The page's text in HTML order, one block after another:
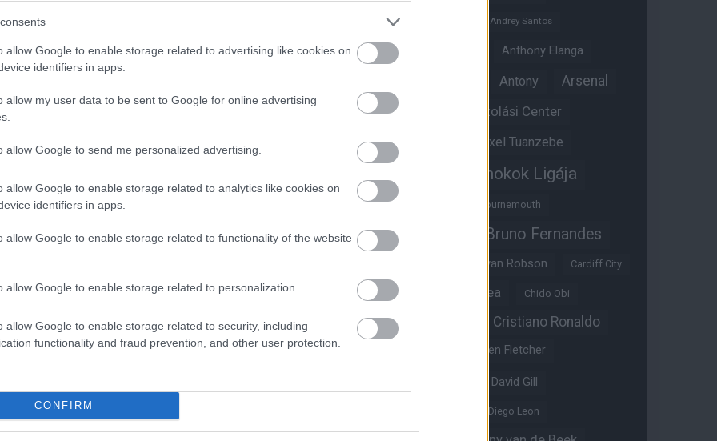
allow Google to enable storage related to advertising like cookies on
identifiers in apps.
allow my user data to be sent to Google for online advertising
allow Google to send me personalized advertising.
allow Google to enable storage related to analytics like cookies on
identifiers in apps.
allow Google to enable storage related to functionality of the website
allow Google to enable storage related to personalization.
allow Google to enable storage related to security, including
functionality and fraud prevention, and other user protection.
CONFIRM
működését!
Andreas Pereira
Andrey Santos
Angol válogatott Anthony Elanga
Antony Arsenal
Aston Villa Átigazolási Center
Átigazolások Axel Tuanzebe
Bajnokok Ligája
Benjamin Sesko Bournemouth
Brandon Williams Bruno Fernandes
Bryan Robson Cardiff City
Casemiro Chelsea Chido Obi
Christian Eriksen Cristiano Ronaldo
Darren Fletcher
David Gill
Diego Leon